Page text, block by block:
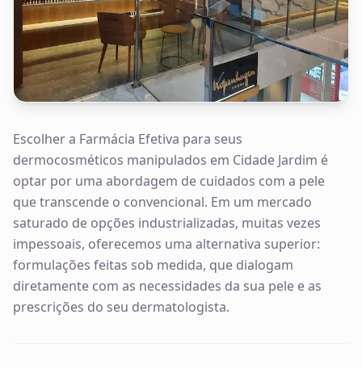
Escolher a Farmácia Efetiva para seus
dermocosméticos manipulados em Cidade Jardim é
optar por uma abordagem de cuidados com a pele
que transcende o convencional. Em um mercado
saturado de opções industrializadas, muitas vezes
impessoais, oferecemos uma alternativa superior:
formulações feitas sob medida, que dialogam
diretamente com as necessidades da sua pele e as
prescrições do seu dermatologista.